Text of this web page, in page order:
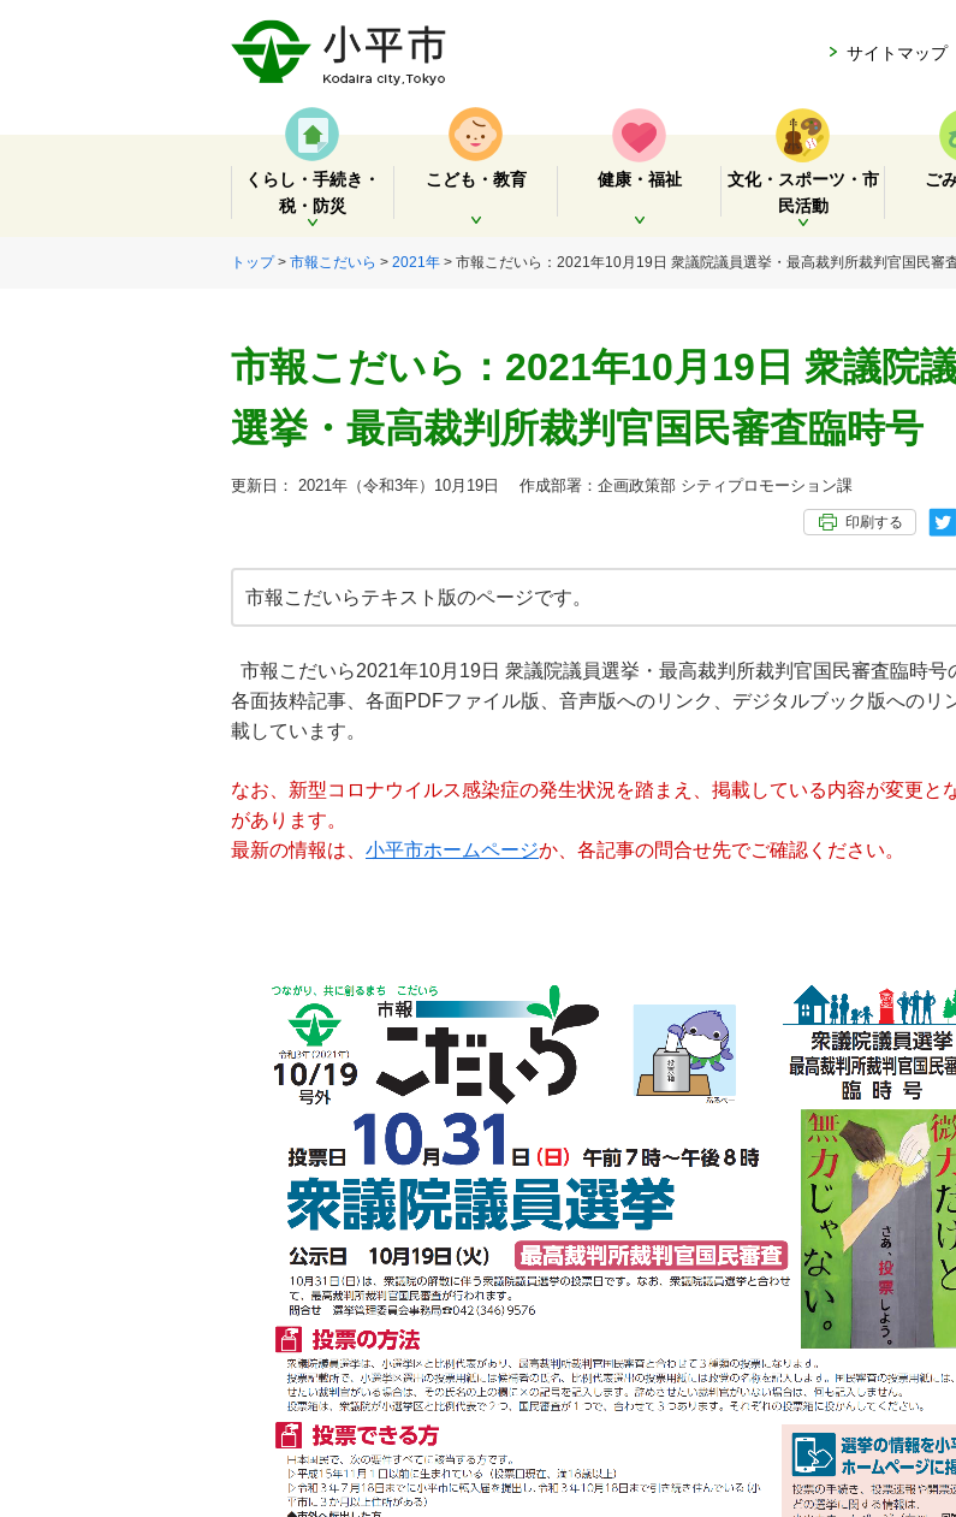
サイトマップ
くらし・手続き・
税・防災
開く
こども・教育
開く
健康・福祉
開く
文化・スポーツ・市
民活動
開く
ご
トップ> 市報こだいら > 2021年 > 市報こだいら：2021年10月19日 衆議院議員選挙・最高裁判所裁判官国民審
市報こだいら：2021年10月19日 衆議院
選挙・最高裁判所裁判官国民審査臨時号
更新日： 2021年（令和3年）10月19日 作成部署：企画政策部 シティプロモーション課
印刷する
市報こだいらテキスト版のページです。
市報こだいら2021年10月19日 衆議院議員選挙・最高裁判所裁判官国民審査臨時号
各面抜粋記事、各面PDFファイル版、音声版へのリンク、デジタルブック版へのリ
載しています。
なお、新型コロナウイルス感染症の発生状況を踏まえ、掲載している内容が変更と
があります。
最新の情報は、 小平市ホームページか、各記事の問合せ先でご確認ください。